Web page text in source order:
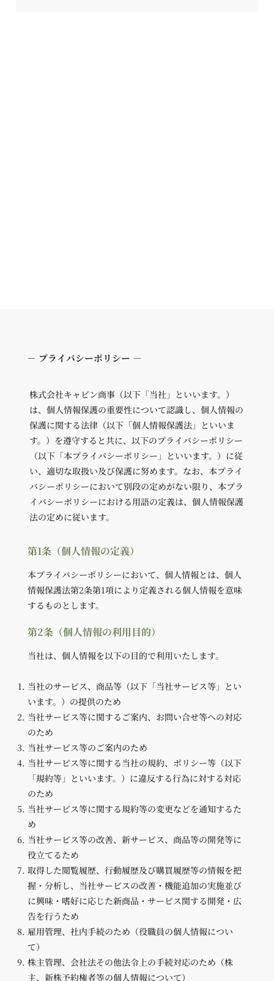
​－ プライバシーポリシー －
株式会社キャビン商事（以下「当社」といいます。）
は、個人情報保護の重要性について認識し、個人情報の
保護に関する法律（以下「個人情報保護法」といいま
す。）を遵守すると共に、以下のプライバシーポリシー
（以下「本プライバシーポリシー」といいます。）に従
い、適切な取扱い及び保護に努めます。なお、本プライ
バシーポリシーにおいて別段の定めがない限り、本プラ
イバシーポリシーにおける用語の定義は、個人情報保護
法の定めに従います。
第1条（個人情報の定義）
本プライバシーポリシーにおいて、個人情報とは、個人
情報保護法第2条第1項により定義される個人情報を意味
するものとします。
第2条（個人情報の利用目的）
当社は、個人情報を以下の目的で利用いたします。
当社のサービス、商品等（以下「当社サービス等」とい
います。）の提供のため
当社サービス等に関するご案内、お問い合せ等への対応
のため
当社サービス等のご案内のため
当社サービス等に関する当社の規約、ポリシー等（以下
「規約等」といいます。）に違反する行為に対する対応
のため
当社サービス等に関する規約等の変更などを通知するた
め
当社サービス等の改善、新サービス、商品等の開発等に
役立てるため
取得した閲覧履歴、行動履歴及び購買履歴等の情報を把
握・分析し、当社サービスの改善・機能追加の実施並び
に興味・嗜好に応じた新商品・サービス関する開発・広
告を行うため
雇用管理、社内手続のため（役職員の個人情報につい
て）
株主管理、会社法その他法令上の手続対応のため（株
主、新株予約権者等の個人情報について）